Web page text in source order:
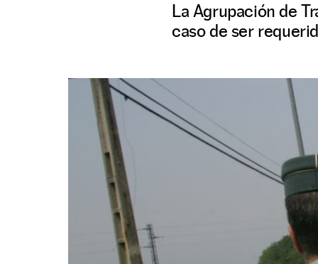
La Agrupación de
caso de ser